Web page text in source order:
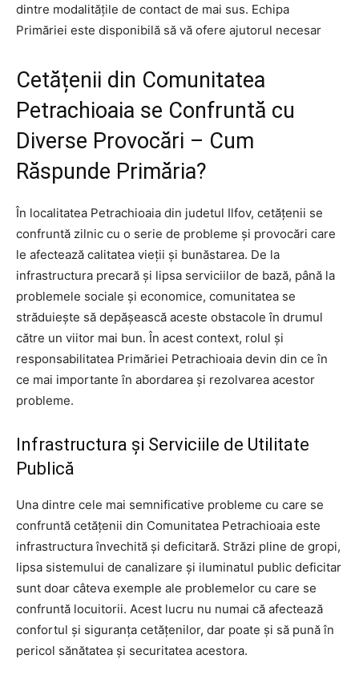
dintre modalitățile de contact de mai sus. Echipa
Primăriei este disponibilă să vă ofere ajutorul necesar
Cetățenii din Comunitatea
Petrachioaia se Confruntă cu
Diverse Provocări – Cum
Răspunde Primăria?
În localitatea Petrachioaia din judetul Ilfov, cetățenii se
confruntă zilnic cu o serie de probleme și provocări care
le afectează calitatea vieții și bunăstarea. De la
infrastructura precară și lipsa serviciilor de bază, până la
problemele sociale și economice, comunitatea se
străduiește să depășească aceste obstacole în drumul
către un viitor mai bun. În acest context, rolul și
responsabilitatea Primăriei Petrachioaia devin din ce în
ce mai importante în abordarea și rezolvarea acestor
probleme.
Infrastructura și Serviciile de Utilitate
Publică
Una dintre cele mai semnificative probleme cu care se
confruntă cetățenii din Comunitatea Petrachioaia este
infrastructura învechită și deficitară. Străzi pline de gropi,
lipsa sistemului de canalizare și iluminatul public deficitar
sunt doar câteva exemple ale problemelor cu care se
confruntă locuitorii. Acest lucru nu numai că afectează
confortul și siguranța cetățenilor, dar poate și să pună în
pericol sănătatea și securitatea acestora.